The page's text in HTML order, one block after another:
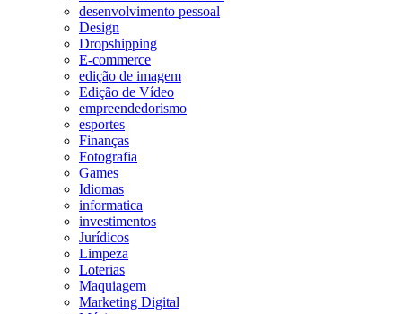
desenvolvimento pessoal
Design
Dropshipping
E-commerce
edição de imagem
Edição de Vídeo
empreendedorismo
esportes
Finanças
Fotografia
Games
Idiomas
informatica
investimentos
Jurídicos
Limpeza
Loterias
Maquiagem
Marketing Digital